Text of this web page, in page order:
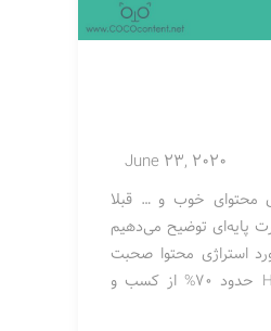
June 23, 2020
محتوای خوب و … قبلا
پایه‌ای توضیح می‌دهیم
استراژی محتوا صحبت
می‌کنیم. حالا که به گفته Hubspot حدود 70% از کسب و